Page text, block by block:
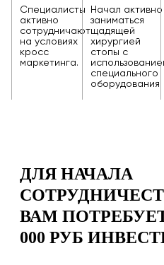
Специалисты
активно
сотрудничают
на условиях
кросс
маркетинга.
Начал активно
заниматься
щадящей
хирургией
стопы с
специального
оборудования.
ДЛЯ НАЧАЛА
ВАМ
000 РУБ